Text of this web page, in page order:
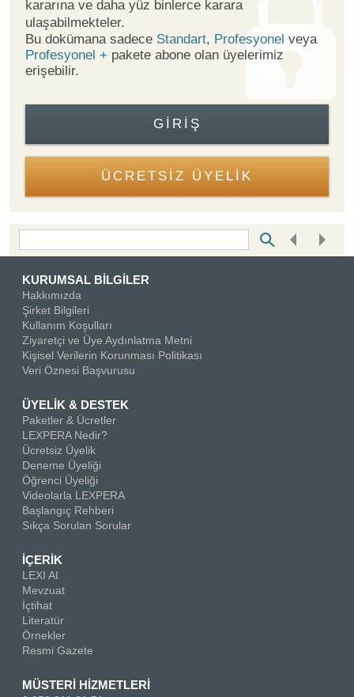
kararına ve daha yüz binlerce karara
ulaşabilmekteler.
Bu dokümana sadece Standart, Profesyonel veya
Profesyonel + pakete abone olan üyelerimiz
erişebilir.
GIRIŞ
ÜCRETSİZ ÜYELİK
KURUMSAL BİLGİLER
Hakkımızda
Şirket Bilgileri
Kullanım Koşulları
Ziyaretçi ve Üye Aydınlatma Metni
Kişisel Verilerin Korunması Politikası
Veri Öznesi Başvurusu
ÜYELİK & DESTEK
Paketler & Ücretler
LEXPERA Nedir?
Ücretsiz Üyelik
Deneme Üyeliği
Öğrenci Üyeliği
Videolarla LEXPERA
Başlangıç Rehberi
Sıkça Sorulan Sorular
İÇERİK
LEXI AI
Mevzuat
İçtihat
Literatür
Örnekler
Resmi Gazete
MÜSTERİ HİZMETLERİ